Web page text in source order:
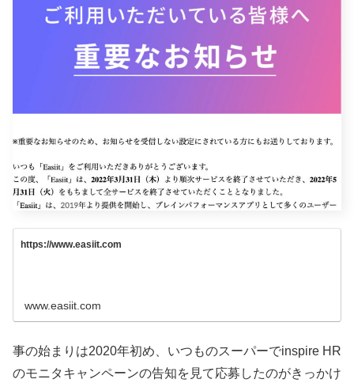
https://www.easiit.com
www.easiit.com
事の始まりは2020年初め、いつものスーパーでinspire HR
のモニタキャンペーンの告知を見て応募したのがきっかけ